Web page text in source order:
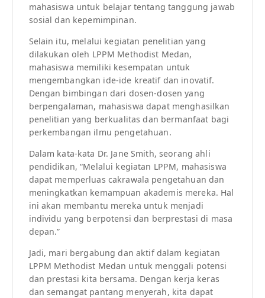
mahasiswa untuk belajar tentang tanggung jawab
sosial dan kepemimpinan.
Selain itu, melalui kegiatan penelitian yang
dilakukan oleh LPPM Methodist Medan,
mahasiswa memiliki kesempatan untuk
mengembangkan ide-ide kreatif dan inovatif.
Dengan bimbingan dari dosen-dosen yang
berpengalaman, mahasiswa dapat menghasilkan
penelitian yang berkualitas dan bermanfaat bagi
perkembangan ilmu pengetahuan.
Dalam kata-kata Dr. Jane Smith, seorang ahli
pendidikan, “Melalui kegiatan LPPM, mahasiswa
dapat memperluas cakrawala pengetahuan dan
meningkatkan kemampuan akademis mereka. Hal
ini akan membantu mereka untuk menjadi
individu yang berpotensi dan berprestasi di masa
depan.”
Jadi, mari bergabung dan aktif dalam kegiatan
LPPM Methodist Medan untuk menggali potensi
dan prestasi kita bersama. Dengan kerja keras
dan semangat pantang menyerah, kita dapat